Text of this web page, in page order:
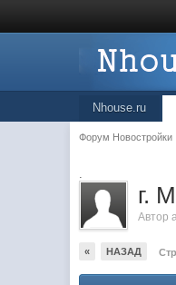
Nhouse.ru
Форум Новостройки
.
г.
Автор
« НАЗАД